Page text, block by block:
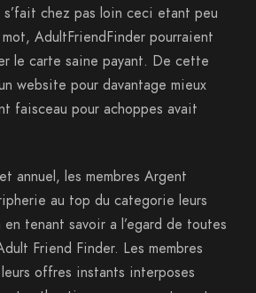
s’fait chez pas loin ceci etant peu
AdultFriendFinder pourraient
le carte saine payant. De cette
website pour davantage mieux
faisceau pour achoppes avait
annuel, les membres Argent
au top du categorie leurs
en tenant savoir a l’egard de toutes
Friend Finder. Les membres
offres instants interposes